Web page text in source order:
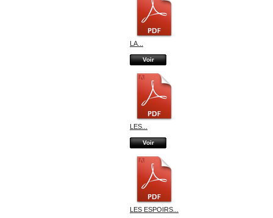
LA...
Voir
LES...
Voir
LES ESPOIRS...